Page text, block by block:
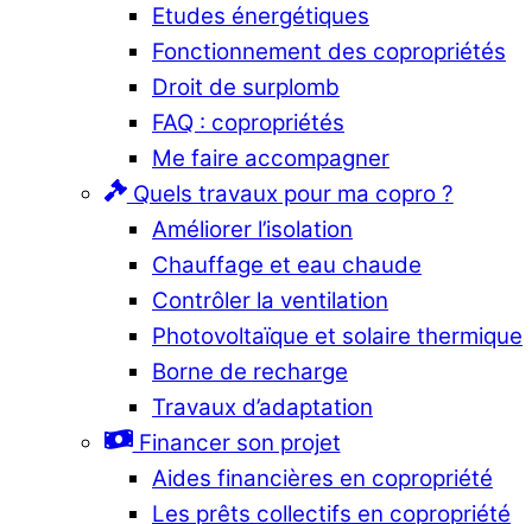
Etudes énergétiques
Fonctionnement des copropriétés
Droit de surplomb
FAQ : copropriétés
Me faire accompagner
Quels travaux pour ma copro ?
Améliorer l’isolation
Chauffage et eau chaude
Contrôler la ventilation
Photovoltaïque et solaire thermique
Borne de recharge
Travaux d’adaptation
Financer son projet
Aides financières en copropriété
Les prêts collectifs en copropriété